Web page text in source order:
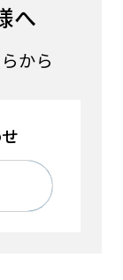
へ
から